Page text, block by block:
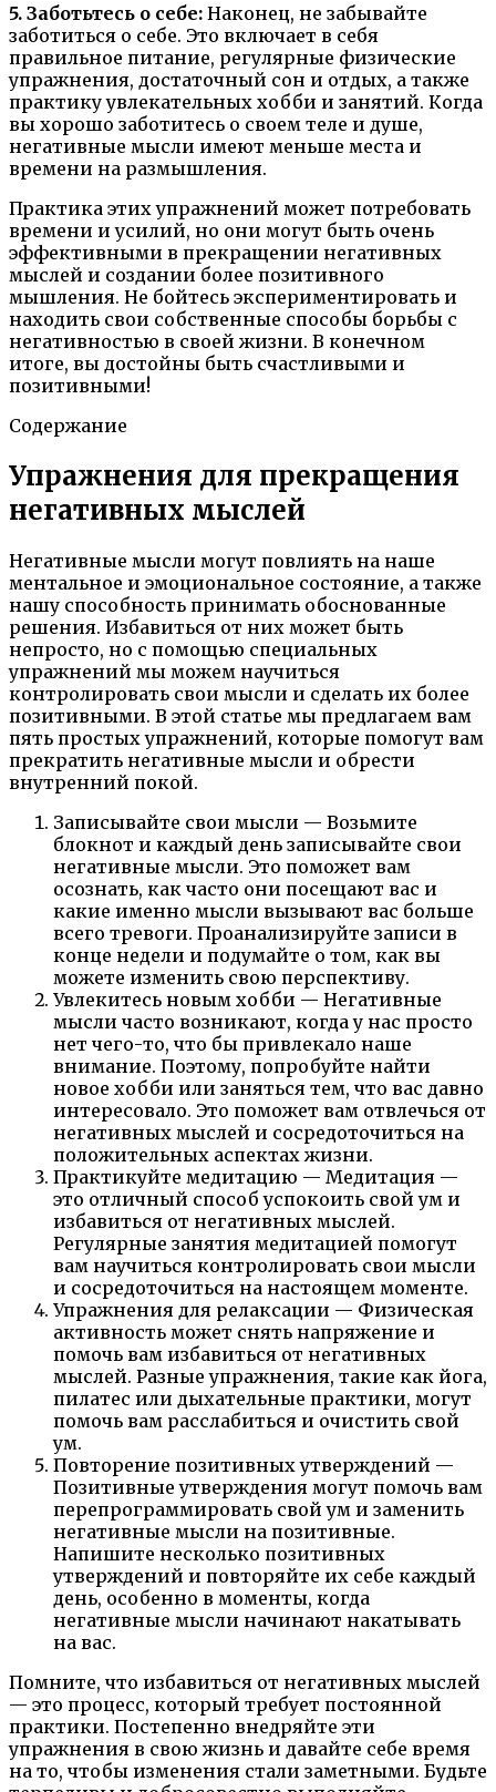
5. Заботьтесь о себе: Наконец, не забывайте
заботиться о себе. Это включает в себя
правильное питание, регулярные физические
упражнения, достаточный сон и отдых, а также
практику увлекательных хобби и занятий. Когда
вы хорошо заботитесь о своем теле и душе,
негативные мысли имеют меньше места и
времени на размышления.
Практика этих упражнений может потребовать
времени и усилий, но они могут быть очень
эффективными в прекращении негативных
мыслей и создании более позитивного
мышления. Не бойтесь экспериментировать и
находить свои собственные способы борьбы с
негативностью в своей жизни. В конечном
итоге, вы достойны быть счастливыми и
позитивными!
Содержание
Упражнения для прекращения
негативных мыслей
Негативные мысли могут повлиять на наше
ментальное и эмоциональное состояние, а также
нашу способность принимать обоснованные
решения. Избавиться от них может быть
непросто, но с помощью специальных
упражнений мы можем научиться
контролировать свои мысли и сделать их более
позитивными. В этой статье мы предлагаем вам
пять простых упражнений, которые помогут вам
прекратить негативные мысли и обрести
внутренний покой.
Записывайте свои мысли — Возьмите
блокнот и каждый день записывайте свои
негативные мысли. Это поможет вам
осознать, как часто они посещают вас и
какие именно мысли вызывают вас больше
всего тревоги. Проанализируйте записи в
конце недели и подумайте о том, как вы
можете изменить свою перспективу.
Увлекитесь новым хобби — Негативные
мысли часто возникают, когда у нас просто
нет чего-то, что бы привлекало наше
внимание. Поэтому, попробуйте найти
новое хобби или заняться тем, что вас давно
интересовало. Это поможет вам отвлечься от
негативных мыслей и сосредоточиться на
положительных аспектах жизни.
Практикуйте медитацию — Медитация —
это отличный способ успокоить свой ум и
избавиться от негативных мыслей.
Регулярные занятия медитацией помогут
вам научиться контролировать свои мысли
и сосредоточиться на настоящем моменте.
Упражнения для релаксации — Физическая
активность может снять напряжение и
помочь вам избавиться от негативных
мыслей. Разные упражнения, такие как йога,
пилатес или дыхательные практики, могут
помочь вам расслабиться и очистить свой
ум.
Повторение позитивных утверждений —
Позитивные утверждения могут помочь вам
перепрограммировать свой ум и заменить
негативные мысли на позитивные.
Напишите несколько позитивных
утверждений и повторяйте их себе каждый
день, особенно в моменты, когда
негативные мысли начинают накатывать
на вас.
Помните, что избавиться от негативных мыслей
— это процесс, который требует постоянной
практики. Постепенно внедряйте эти
упражнения в свою жизнь и давайте себе время
на то, чтобы изменения стали заметными. Будьте